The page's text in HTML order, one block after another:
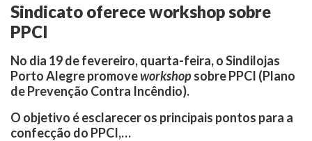
Sindicato oferece workshop sobre
PPCI
No dia 19 de fevereiro, quarta-feira, o Sindilojas
Porto Alegre promoveworkshopsobre PPCI (Plano
de Prevenção Contra Incêndio).
O objetivo é esclarecer os principais pontos para a
confecção do PPCI,…